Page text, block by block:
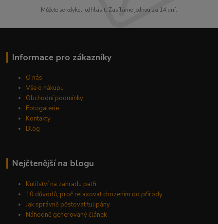
Můžete se kdykoli odhlásit. Zasíláme jednou za 14 dní.
Informace pro zákazníky
O nás
Vše o nákupu
Obchodní podmínky
Fotogalerie
Kontakty
Blog
Nejčtenější na blogu
Kutilství na zahradu patří
10 důvodů, proč relaxovat chozením do přírody
Jak správně pěstovat tulipány
Náhodně generovaný článek